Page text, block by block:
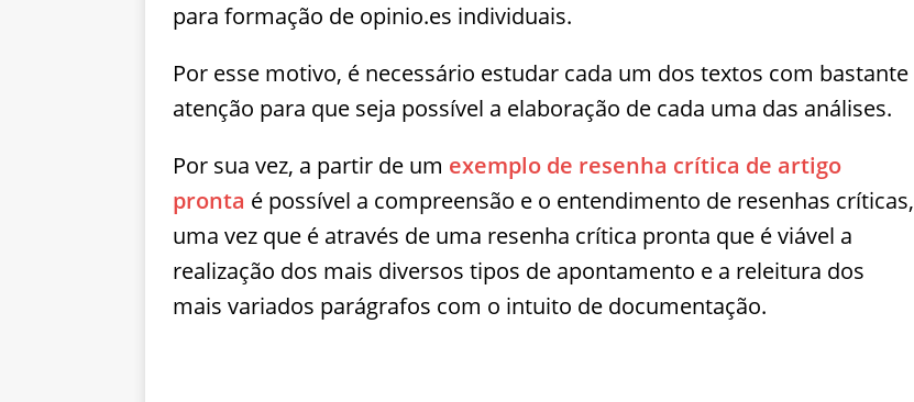
para formação de opinio.es individuais.
Por esse motivo, é necessário estudar cada um dos textos com bastante
atenção para que seja possível a elaboração de cada uma das análises.
Por sua vez, a partir de um exemplo de resenha crítica de artigo
pronta é possível a compreensão e o entendimento de resenhas críticas,
uma vez que é através de uma resenha crítica pronta que é viável a
realização dos mais diversos tipos de apontamento e a releitura dos
mais variados parágrafos com o intuito de documentação.